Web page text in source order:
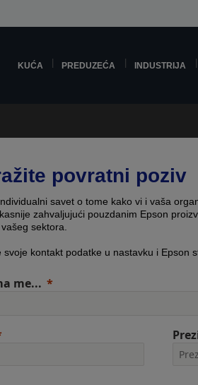
KUĆA PREDUZEĆA INDUSTRIJA
povratni poziv
savet o tome kako vi i vaša
zahvaljujući pouzdanim Epson
sektora.
svoje kontakt podatke u nastavku i Epson
me...